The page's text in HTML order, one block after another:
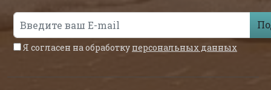
Я согласен на обработку персональных данных